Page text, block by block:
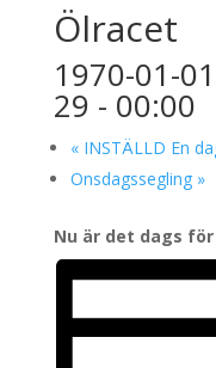
Ölracet
1970-01-
29 - 00:00
«INSTÄLLD En
Onsdagssegling »
Nu är det dags